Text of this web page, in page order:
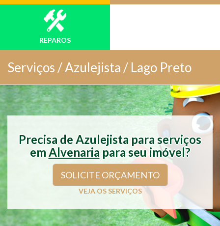
REPAROS
Serviços /Azulejista / Lago Preto
Precisa de Azulejista para serviços
em Alvenaria para seu imóvel?
SOLICITE ORÇAMENTO
VEJA OS SERVIÇOS